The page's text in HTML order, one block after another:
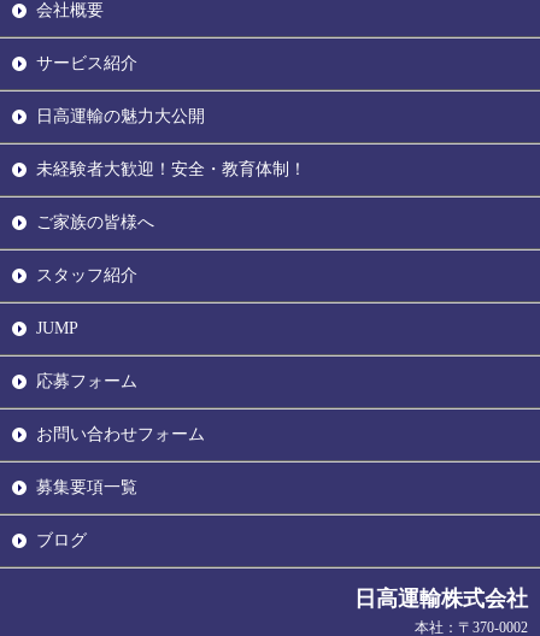
会社概要
サービス紹介
日高運輸の魅力大公開
未経験者大歓迎！安全・教育体制！
ご家族の皆様へ
スタッフ紹介
JUMP
応募フォーム
お問い合わせフォーム
募集要項一覧
ブログ
日高運輸株式会社
本社：〒370-0002